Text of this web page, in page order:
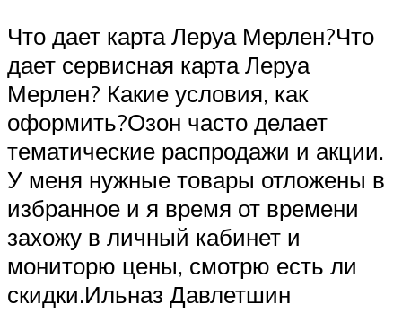
Что дает карта Леруа Мерлен?Что
дает сервисная карта Леруа
Мерлен? Какие условия, как
оформить?Озон часто делает
тематические распродажи и акции.
У меня нужные товары отложены в
избранное и я время от времени
захожу в личный кабинет и
мониторю цены, смотрю есть ли
скидки.Ильназ Давлетшин